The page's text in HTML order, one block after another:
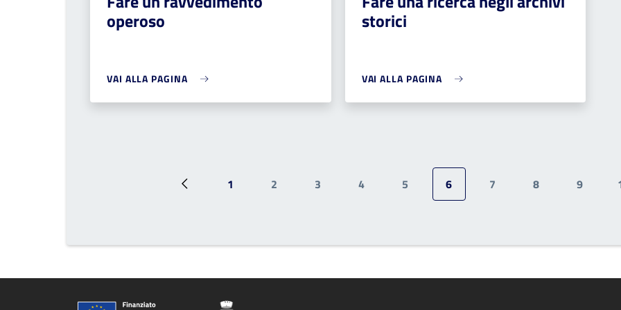
operoso
VAI ALLA PAGINA
storici
VAI ALLA PAGINA
Pagina precedente
Prima pagina
1
Pagina
2
Pagina
3
Pagina
4
Pagina
5
Pagina attuale
6
Pagina
7
Pagina
8
Pagina
9